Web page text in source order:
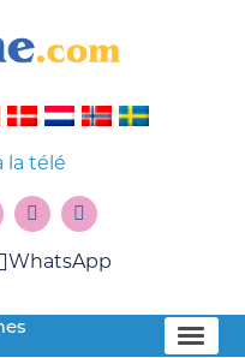
la télé
WhatsApp